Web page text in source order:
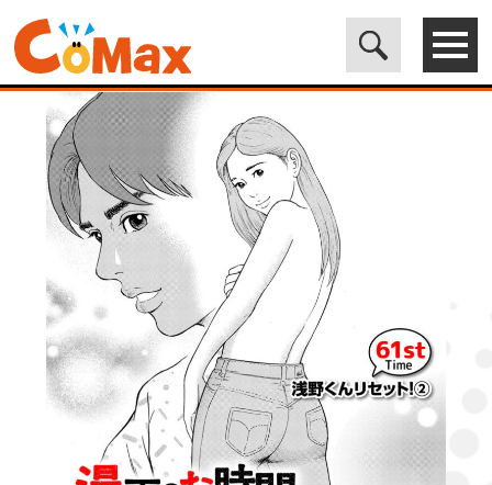
電子書籍マンガ CoMax(コマックス)公式サイト - 株式会社ICE>
ORIGINAL> 漫画のお時間61［話売］